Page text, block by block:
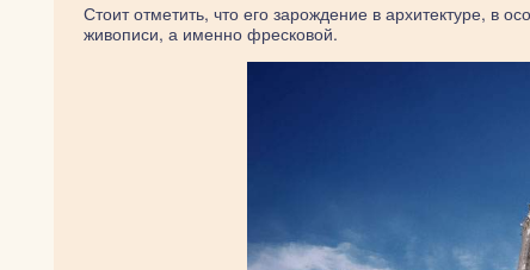
Стоит отметить, что его зарождение в архитектуре, в
живописи, а именно фресковой.